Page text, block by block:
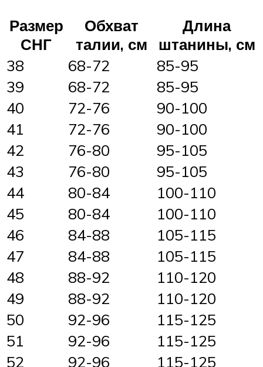
Размер
СНГ
Обхват
талии, см
Длина
штанины, см
38
68-72
85-95
39
68-72
85-95
40
72-76
90-100
41
72-76
90-100
42
76-80
95-105
43
76-80
95-105
44
80-84
100-110
45
80-84
100-110
46
84-88
105-115
47
84-88
105-115
48
88-92
110-120
49
88-92
110-120
50
92-96
115-125
51
92-96
115-125
52
92-96 115-125